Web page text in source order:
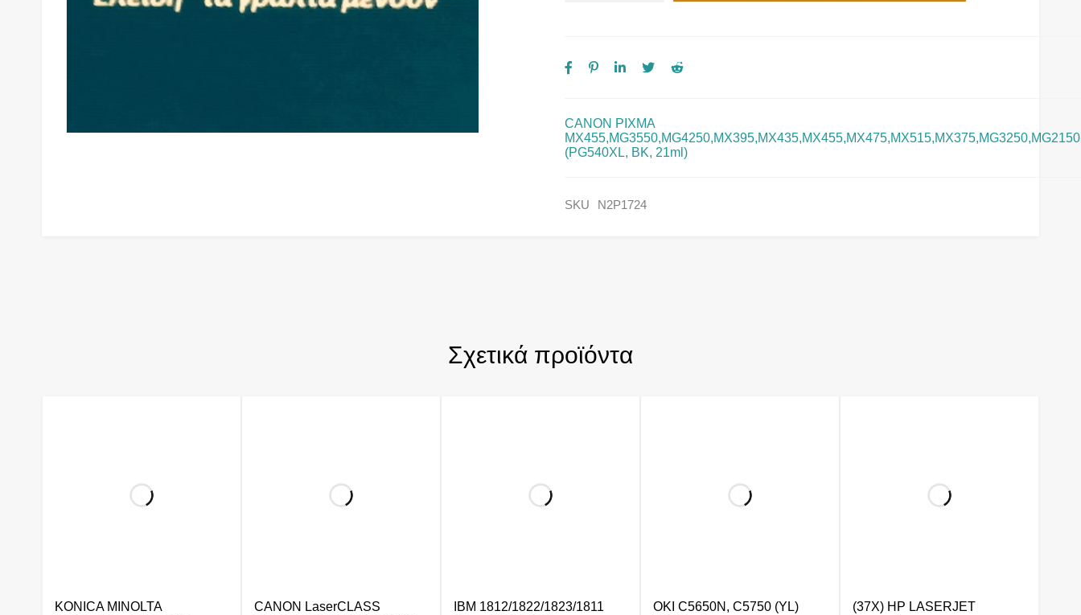
CANON PIXMA
MX455,MG3550,MG4250,MX395,MX435,MX455,MX475,MX515,MX375,MG3250,MG2150
(PG540XL, BK, 21ml)
SKU N2P1724
Σχετικά προϊόντα
KONICA MINOLTA
CANON LaserCLASS
IBM 1812/1822/1823/1811
OKI C5650N, C5750 (YL)
(37X) HP LASERJET